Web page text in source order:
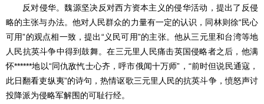
反对侵华。魏源坚决反对西方资本主义的侵华活动，提出了反侵
略的主张与办法。他对人民群众的力量有一定的认识，同林则徐“民心
可用”的观点相一致，提出“义民可用”的主张。他从三元里和台湾等地
人民抗英斗争中得到鼓舞。在三元里人民痛击英国侵略者之后，他满
怀******地以“同仇敌忾士心齐，呼市俄闻十万师”，“前时但说民通寇，
此日翻看吏纵夷”的诗句，热情讴歌三元里人民的抗英斗争，愤怒声讨
投降派为侵略军解围的可耻行经。